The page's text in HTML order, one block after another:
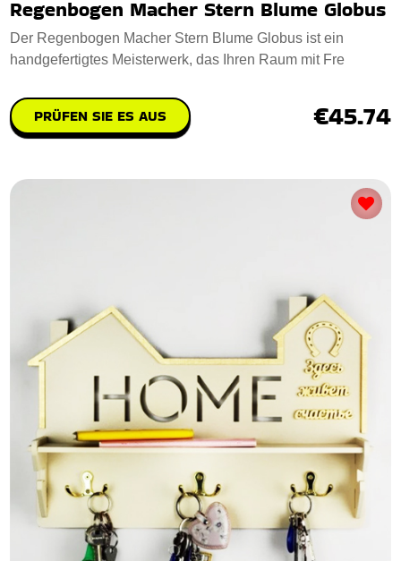
Regenbogen Macher Stern Blume Globus
Der Regenbogen Macher Stern Blume Globus ist ein
handgefertigtes Meisterwerk, das Ihren Raum mit Fre
PRÜFEN SIE ES AUS €45.74